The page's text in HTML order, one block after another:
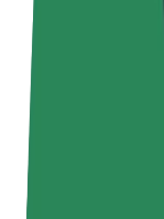
Registrarse
Añade tu flota
Productos y